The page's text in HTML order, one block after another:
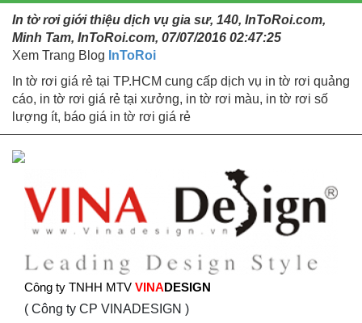
In tờ rơi giới thiệu dịch vụ gia sư, 140, InToRoi.com,
Minh Tam, InToRoi.com, 07/07/2016 02:47:25
Xem Trang Blog InToRoi
In tờ rơi giá rẻ tại TP.HCM cung cấp dịch vụ in tờ rơi quảng
cáo, in tờ rơi giá rẻ tại xưởng, in tờ rơi màu, in tờ rơi số
lượng ít, báo giá in tờ rơi giá rẻ
Công ty TNHH MTV VINADESIGN
( Công ty CP VINADESIGN )